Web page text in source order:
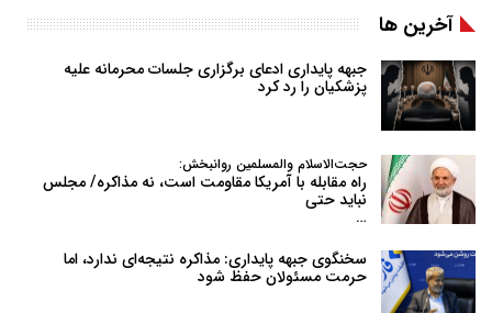
آخرین ها
جبهه پایداری ادعای برگزاری جلسات محرمانه علیه
پزشکیان را رد کرد
حجت‌الاسلام والمسلمین روانبخش:
راه مقابله با آمریکا مقاومت است، نه مذاکره/ مجلس
نباید حتی
…
سخنگوی جبهه پایداری: مذاکره نتیجه‌ای ندارد، اما
حرمت مسئولان حفظ شود